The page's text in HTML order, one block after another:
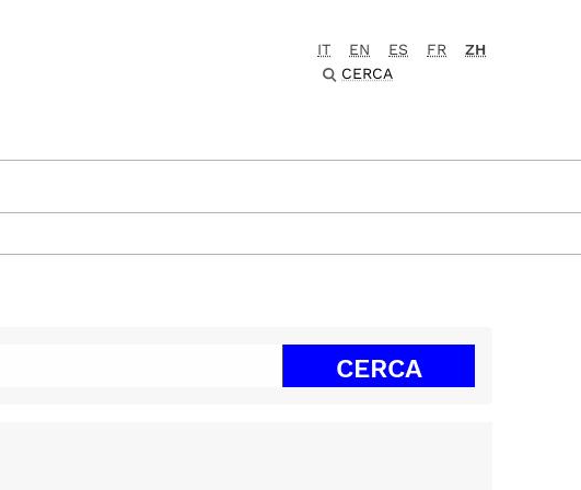
IT EN ES FR
ZH
CERCA